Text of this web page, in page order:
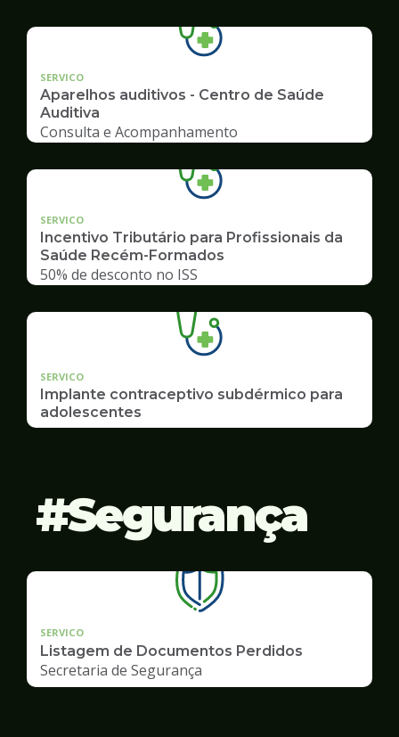
SERVICO
Aparelhos auditivos - Centro de Saúde
Auditiva
Consulta e Acompanhamento
SERVICO
Incentivo Tributário para Profissionais da
Saúde Recém-Formados
50% de desconto no ISS
SERVICO
Implante contraceptivo subdérmico para
adolescentes
Segurança
SERVICO
Listagem de Documentos Perdidos
Secretaria de Segurança